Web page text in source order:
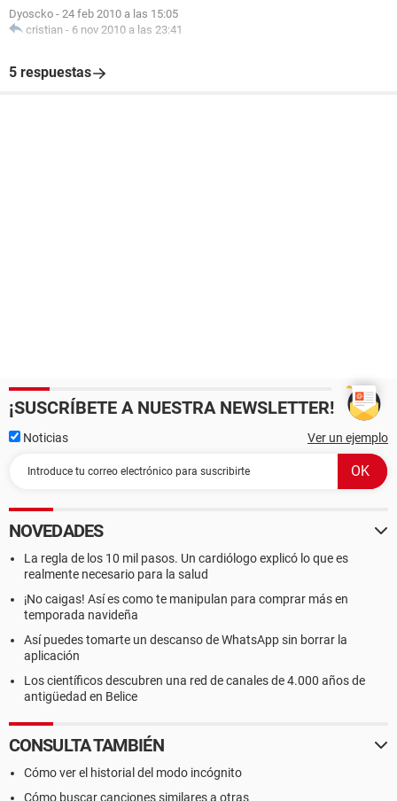
Dyoscko - 24 feb 2010 a las 15:05
cristian - 6 nov 2010 a las 23:41
5 respuestas
¡SUSCRÍBETE A NUESTRA NEWSLETTER!
Noticias Ver un ejemplo
NOVEDADES
La regla de los 10 mil pasos. Un cardiólogo explicó lo que es
realmente necesario para la salud
¡No caigas! Así es como te manipulan para comprar más en
temporada navideña
Así puedes tomarte un descanso de WhatsApp sin borrar la
aplicación
Los científicos descubren una red de canales de 4.000 años de
antigüedad en Belice
CONSULTA TAMBIÉN
Cómo ver el historial del modo incógnito
Cómo buscar canciones similares a otras